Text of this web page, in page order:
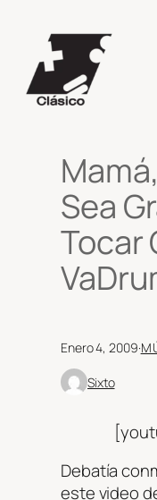
contenido
Sea
Tocar
Enero 4, 2009·
Sixto
Debatía
este video